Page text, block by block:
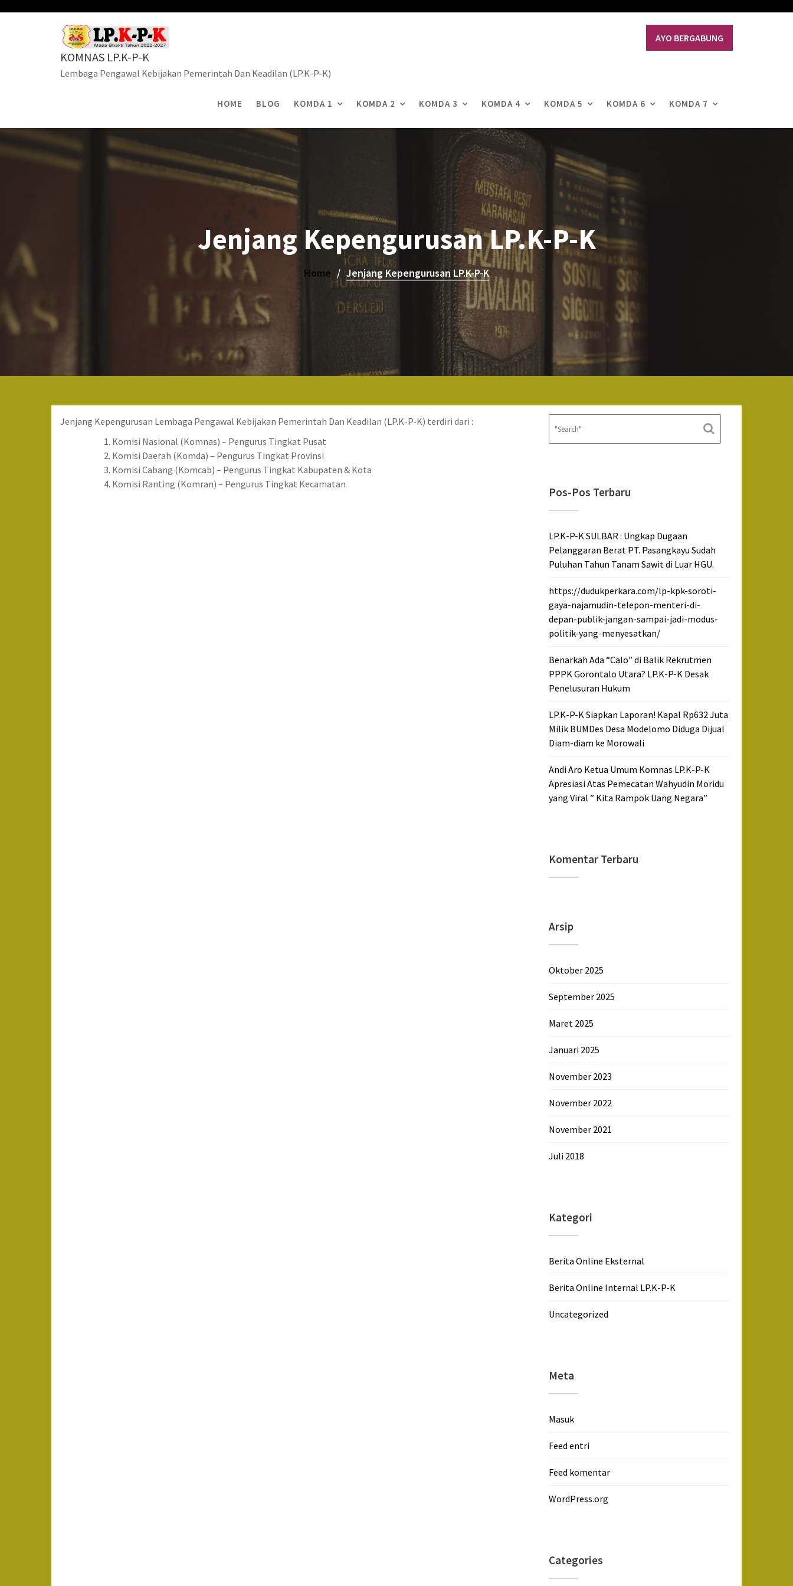
KOMNAS LP.K-P-K
Lembaga Pengawal Kebijakan Pemerintah Dan Keadilan (LP.K-P-K)
AYO BERGABUNG
HOME BLOG KOMDA 1 KOMDA 2 KOMDA 3 KOMDA 4 KOMDA 5 KOMDA 6 KOMDA 7
Jenjang Kepengurusan LP.K-P-K
Home Jenjang Kepengurusan LP.K-P-K
Jenjang Kepengurusan Lembaga Pengawal Kebijakan Pemerintah Dan Keadilan (LP.K-P-K) terdiri dari :
Komisi Nasional (Komnas) – Pengurus Tingkat Pusat
Komisi Daerah (Komda) – Pengurus Tingkat Provinsi
Komisi Cabang (Komcab) – Pengurus Tingkat Kabupaten & Kota
Komisi Ranting (Komran) – Pengurus Tingkat Kecamatan
Pos-Pos Terbaru
LP.K-P-K SULBAR : Ungkap Dugaan
Pelanggaran Berat PT. Pasangkayu Sudah
Puluhan Tahun Tanam Sawit di Luar HGU.
https://dudukperkara.com/lp-kpk-soroti-
gaya-najamudin-telepon-menteri-di-
depan-publik-jangan-sampai-jadi-modus-
politik-yang-menyesatkan/
Benarkah Ada “Calo” di Balik Rekrutmen
PPPK Gorontalo Utara? LP.K-P-K Desak
Penelusuran Hukum
LP.K-P-K Siapkan Laporan! Kapal Rp632 Juta
Milik BUMDes Desa Modelomo Diduga Dijual
Diam-diam ke Morowali
Andi Aro Ketua Umum Komnas LP.K-P-K
Apresiasi Atas Pemecatan Wahyudin Moridu
yang Viral ” Kita Rampok Uang Negara”
Komentar Terbaru
Arsip
Oktober 2025
September 2025
Maret 2025
Januari 2025
November 2023
November 2022
November 2021
Juli 2018
Kategori
Berita Online Eksternal
Berita Online Internal LP.K-P-K
Uncategorized
Meta
Masuk
Feed entri
Feed komentar
WordPress.org
Categories